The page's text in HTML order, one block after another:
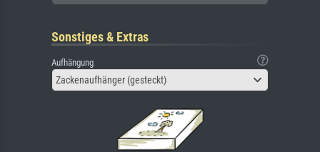
Sonstiges & Extras
Aufhängung
Zackenaufhänger (gesteckt)